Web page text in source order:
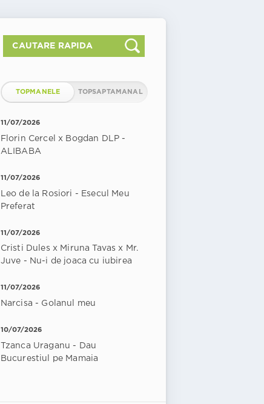
TOPMANELE TOPSAPTAMANAL
11/07/2026
Florin Cercel x Bogdan DLP -
ALIBABA
11/07/2026
Leo de la Rosiori - Esecul Meu
Preferat
11/07/2026
Cristi Dules x Miruna Tavas x Mr.
Juve - Nu-i de joaca cu iubirea
11/07/2026
Narcisa - Golanul meu
10/07/2026
Tzanca Uraganu - Dau
Bucurestiul pe Mamaia